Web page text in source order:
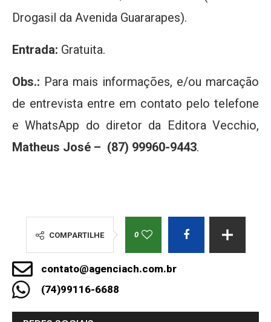
Drogasil da Avenida Guararapes).
Entrada: Gratuita.
Obs.: Para mais informações, e/ou marcação
de entrevista entre em contato pelo telefone
e WhatsApp do diretor da Editora Vecchio,
Matheus José – (87) 99960-9443.
COMPARTILHE 0
contato@agenciach.com.br
(74)99116-6688